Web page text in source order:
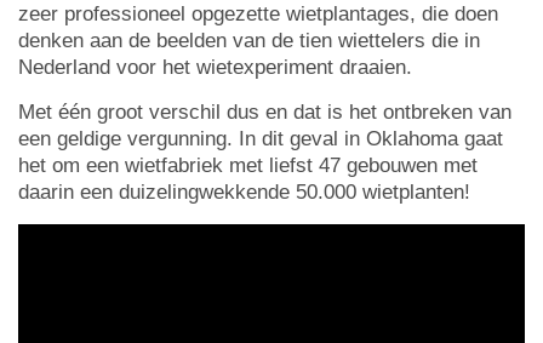
zeer professioneel opgezette wietplantages, die doen
denken aan de beelden van de tien wiettelers die in
Nederland voor het wietexperiment draaien.
Met één groot verschil dus en dat is het ontbreken van
een geldige vergunning. In dit geval in Oklahoma gaat
het om een wietfabriek met liefst 47 gebouwen met
daarin een duizelingwekkende 50.000 wietplanten!